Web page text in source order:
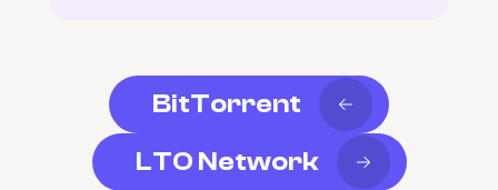
BitTorrent
LTO Network